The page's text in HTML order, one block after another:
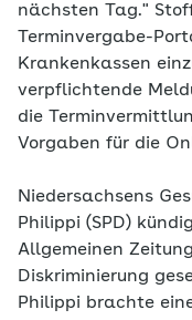
nächsten Tag."
Terminvergabe-
Krankenkassen
verpflichtende
die
Vorgaben für die
Niedersachsens
Philippi (SPD)
Allgemeinen
Diskriminierung
Philippi brachte